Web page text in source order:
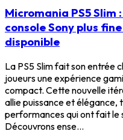
Micromania PS5 Slim
console Sony plus
disponible
La PS5 Slim fait son entrée
joueurs une expérience
compact. Cette nouvelle
allie puissance et élégance,
performances qui ont fait le
Découvrons ense...